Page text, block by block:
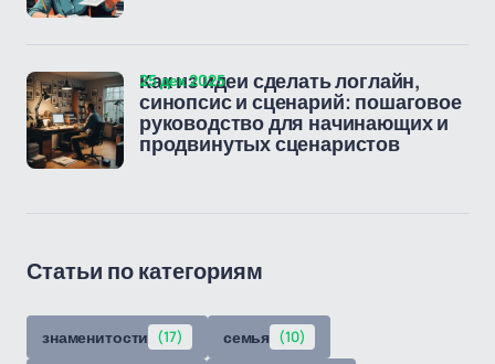
Как из идеи сделать логлайн,
синопсис и сценарий: пошаговое
руководство для начинающих и
продвинутых сценаристов
25 дек 2025
Статьи по категориям
знаменитости (17) семья (10)